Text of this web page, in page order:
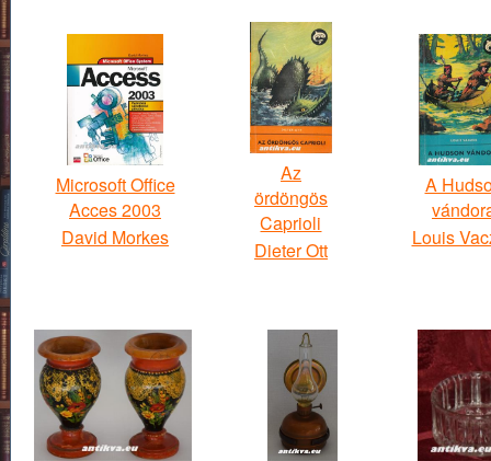
Microsoft Office
Acces 2003
David Morkes
Az
ördöngös
Caprioli
Dieter Ott
A
Louis